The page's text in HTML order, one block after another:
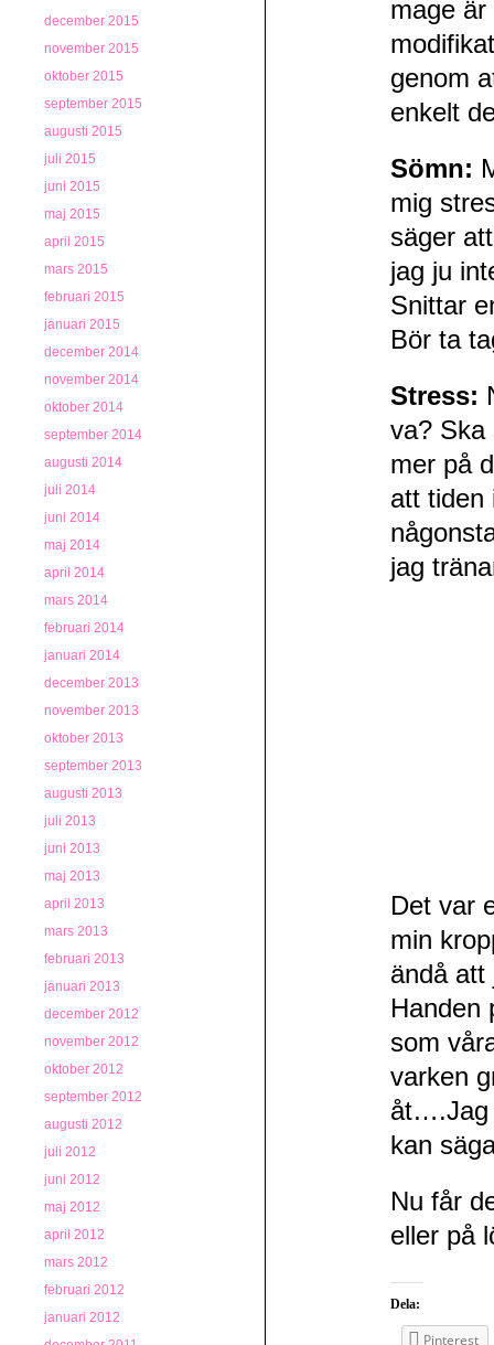
december 2015
november 2015
oktober 2015
september 2015
augusti 2015
juli 2015
juni 2015
maj 2015
april 2015
mars 2015
februari 2015
januari 2015
december 2014
november 2014
oktober 2014
september 2014
augusti 2014
juli 2014
juni 2014
maj 2014
april 2014
mars 2014
februari 2014
januari 2014
december 2013
november 2013
oktober 2013
september 2013
augusti 2013
juli 2013
juni 2013
maj 2013
april 2013
mars 2013
februari 2013
januari 2013
december 2012
november 2012
oktober 2012
september 2012
augusti 2012
juli 2012
juni 2012
maj 2012
april 2012
mars 2012
februari 2012
januari 2012
mage
genom
enkelt
Sömn:
mig
säger
jag ju
Snittar
Bör ta
Stress:
va? Ska
mer på
att tiden
jag
Det var
min
ändå att
Handen
som
varken
åt….Jag
kan
Nu får
eller på
Dela:
Pinterest